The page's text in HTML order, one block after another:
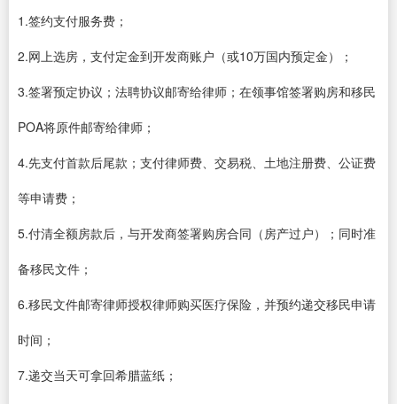
1.签约支付服务费；
2.网上选房，支付定金到开发商账户（或10万国内预定金）；
3.签署预定协议；法聘协议邮寄给律师；在领事馆签署购房和移民
POA将原件邮寄给律师；
4.先支付首款后尾款；支付律师费、交易税、土地注册费、公证费
等申请费；
5.付清全额房款后，与开发商签署购房合同（房产过户）；同时准
备移民文件；
6.移民文件邮寄律师授权律师购买医疗保险，并预约递交移民申请
时间；
7.递交当天可拿回希腊蓝纸；